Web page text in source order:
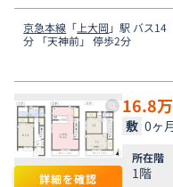
京急本線 「 上大岡 」駅 バス14
分 「天神前」 停歩2分
詳細を確認
16.8
敷 0ヶ
所在階
1階